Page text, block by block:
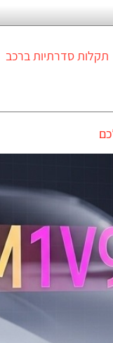
תקלות סדרתיות ברכב